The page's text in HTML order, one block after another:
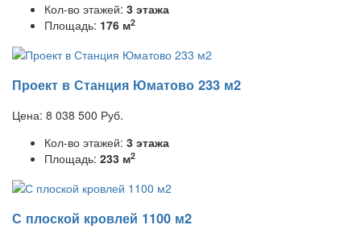
Кол-во этажей: 3 этажа
Площадь: 176 м2
Проект в Станция Юматово 233 м2
Цена: 8 038 500 Руб.
Кол-во этажей: 3 этажа
Площадь: 233 м2
С плоской кровлей 1100 м2